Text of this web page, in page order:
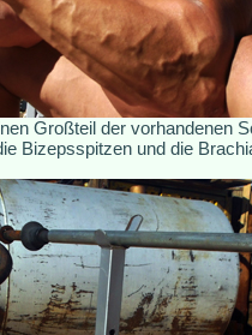
Großteil der vorhandenen
Bizepsspitzen und die